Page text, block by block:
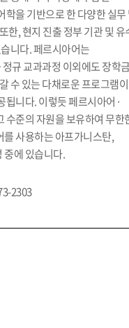
학을 기반으로 한 다양한 실무
한, 현지 진출 정부 기관 및 유
니다. 페르시아어는
규 교과과정 이외에도 장학
수 있는 다채로운 프로그램이
니다. 이렇듯 페르시아어·
수준의 자원을 보유하여 무한
사용하는 아프가니스탄,
중에 있습니다.
2303